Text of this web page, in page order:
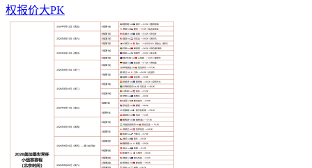
权报价大PK